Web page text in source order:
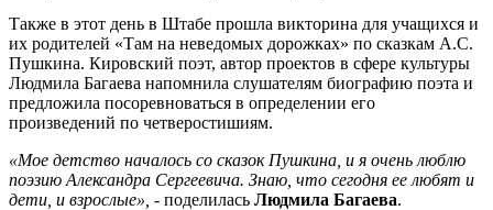
Также в этот день в Штабе прошла викторина для учащихся и
их родителей «Там на неведомых дорожках» по сказкам А.С.
Пушкина. Кировский поэт, автор проектов в сфере культуры
Людмила Багаева напомнила слушателям биографию поэта и
предложила посоревноваться в определении его
произведений по четверостишиям.
«Мое детство началось со сказок Пушкина, и я очень люблю
поэзию Александра Сергеевича. Знаю, что сегодня ее любят и
дети, и взрослые», - поделилась Людмила Багаева.